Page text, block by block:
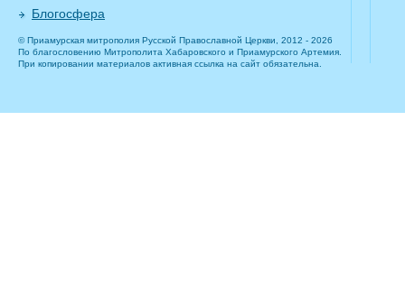
Блогосфера
© Приамурская митрополия Русской Православной Церкви, 2012 - 2026
По благословению Митрополита Хабаровского и Приамурского Артемия.
При копировании материалов активная ссылка на сайт обязательна.